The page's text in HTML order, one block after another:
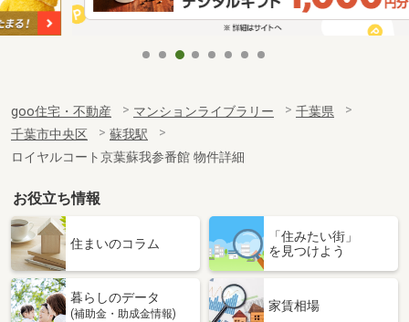
goo住宅・不動産 マンションライブラリー
千葉県
千葉市中央区
蘇我駅
ロイヤルコート京葉蘇我参番館 物件詳細
お役立ち情報
住まいのコラム
「住みたい街」
を見つけよう
暮らしのデータ
(補助金・助成金情報)
家賃相場